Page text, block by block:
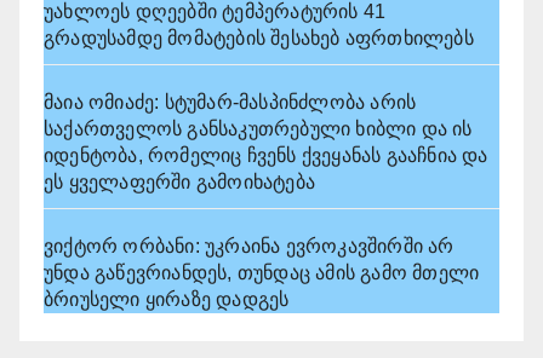
უახლოეს დღეებში ტემპერატურის 41
გრადუსამდე მომატების შესახებ აფრთხილებს
მაია ომიაძე: სტუმარ-მასპინძლობა არის
საქართველოს განსაკუთრებული ხიბლი და ის
იდენტობა, რომელიც ჩვენს ქვეყანას გააჩნია და
ეს ყველაფერში გამოიხატება
ვიქტორ ორბანი: უკრაინა ევროკავშირში არ
უნდა გაწევრიანდეს, თუნდაც ამის გამო მთელი
ბრიუსელი ყირაზე დადგეს